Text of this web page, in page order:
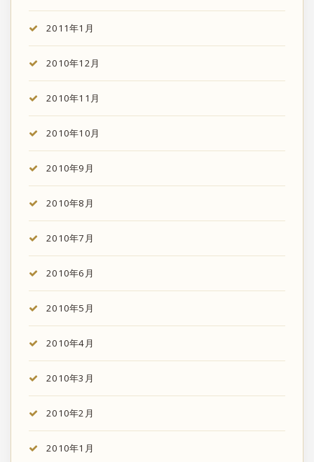
2011年1月
2010年12月
2010年11月
2010年10月
2010年9月
2010年8月
2010年7月
2010年6月
2010年5月
2010年4月
2010年3月
2010年2月
2010年1月